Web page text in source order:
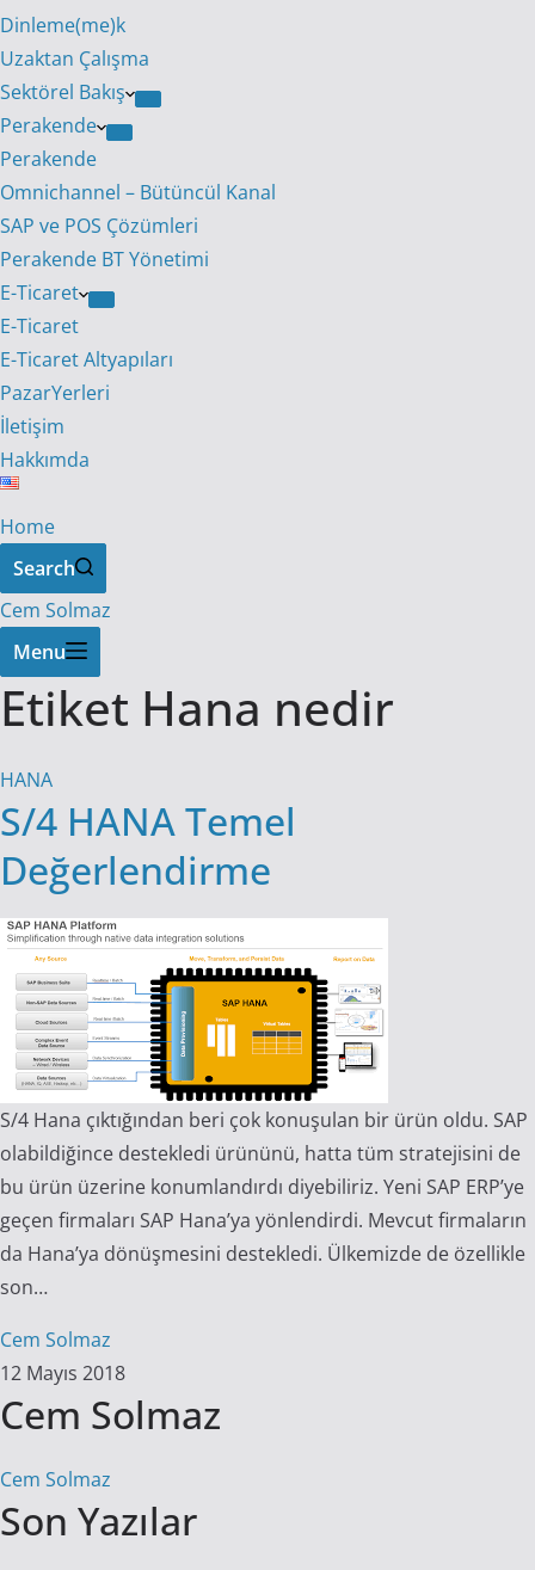
Dinleme(me)k
Uzaktan Çalışma
Sektörel Bakış
Perakende
Perakende
Omnichannel – Bütüncül Kanal
SAP ve POS Çözümleri
Perakende BT Yönetimi
E-Ticaret
E-Ticaret
E-Ticaret Altyapıları
PazarYerleri
İletişim
Hakkımda
Home
Search
Cem Solmaz
Menu
Etiket Hana nedir
HANA
S/4 HANA Temel
Değerlendirme
S/4 Hana çıktığından beri çok konuşulan bir ürün oldu. SAP
olabildiğince destekledi ürününü, hatta tüm stratejisini de
bu ürün üzerine konumlandırdı diyebiliriz. Yeni SAP ERP’ye
geçen firmaları SAP Hana’ya yönlendirdi. Mevcut firmaların
da Hana’ya dönüşmesini destekledi. Ülkemizde de özellikle
son…
Cem Solmaz
12 Mayıs 2018
Cem Solmaz
Cem Solmaz
Son Yazılar